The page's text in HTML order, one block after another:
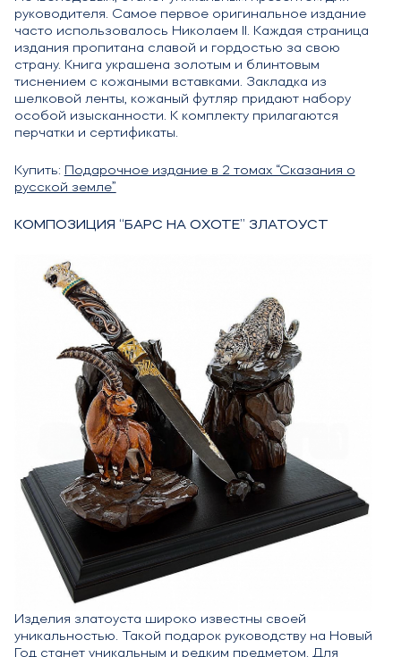
руководителя. Самое первое оригинальное издание
часто использовалось Николаем II. Каждая страница
издания пропитана славой и гордостью за свою
страну. Книга украшена золотым и блинтовым
тиснением с кожаными вставками. Закладка из
шелковой ленты, кожаный футляр придают набору
особой изысканности. К комплекту прилагаются
перчатки и сертификаты.
Купить: Подарочное издание в 2 томах “Сказания о
русской земле”
КОМПОЗИЦИЯ “БАРС НА ОХОТЕ” ЗЛАТОУСТ
Изделия златоуста широко известны своей
уникальностью. Такой подарок руководству на Новый
Год станет уникальным и редким предметом. Для